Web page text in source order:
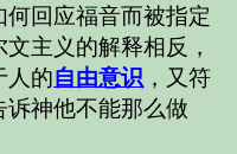
回应福音而被指定
主义的解释相反，
人的自由意识 ，又符
神他不能那么做